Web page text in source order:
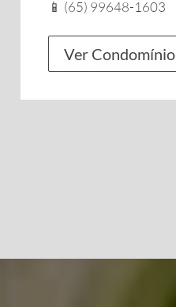
📱 (65) 99648-1603
Ver Condomínio